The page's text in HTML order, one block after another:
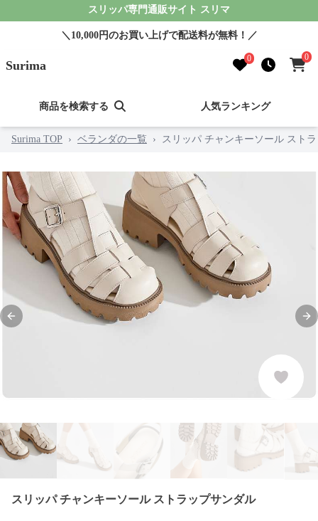
スリッパ専門通販サイト スリマ
＼10,000円のお買い上げで配送料が無料！／
Surima 0 0
商品を検索する 人気ランキング
Surima TOP › ベランダの一覧 › スリッパ チャンキーソール スト
Previous slide
スリッパ チャンキーソール ストラップサンダル